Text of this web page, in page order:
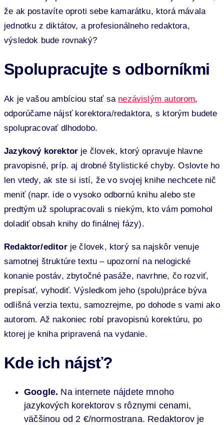
že ak postavíte oproti sebe kamarátku, ktorá mávala
jednotku z diktátov, a profesionálneho redaktora,
výsledok bude rovnaký?
Spolupracujte s odborníkmi
Ak je vašou ambíciou stať sa nezávislým autorom,
odporúčame nájsť korektora/redaktora, s ktorým budete
spolupracovať dlhodobo.
Jazykový korektor je človek, ktorý opravuje hlavne
pravopisné, príp. aj drobné štylistické chyby. Oslovte ho
len vtedy, ak ste si istí, že vo svojej knihe nechcete nič
meniť (napr. ide o vysoko odbornú knihu alebo ste
predtým už spolupracovali s niekým, kto vám pomohol
doladiť obsah knihy do finálnej fázy).
Redaktor/editorje človek, ktorý sa najskôr venuje
samotnej štruktúre textu – upozorní na nelogické
konanie postáv, zbytočné pasáže, navrhne, čo rozviť,
prepísať, vyhodiť. Výsledkom jeho (spolu)práce býva
odlišná verzia textu, samozrejme, po dohode s vami ako
autorom. Až nakoniec robí pravopisnú korektúru, po
ktorej je kniha pripravená na vydanie.
Kde ich nájsť?
Google. Na internete nájdete mnoho
jazykových korektorov s rôznymi cenami,
väčšinou od 2 €/normostrana. Redaktorov je